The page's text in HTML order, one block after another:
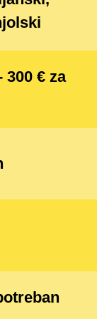
300 € za